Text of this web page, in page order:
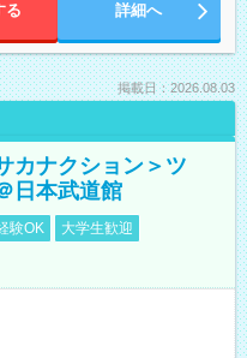
る 詳細へ
掲載日：2026.08.03
カナクション＞ツ
日本武道館
験OK
大学生歓迎